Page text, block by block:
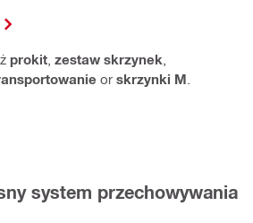
prokit zestaw skrzynek
or skrzynki M
system przechowywania